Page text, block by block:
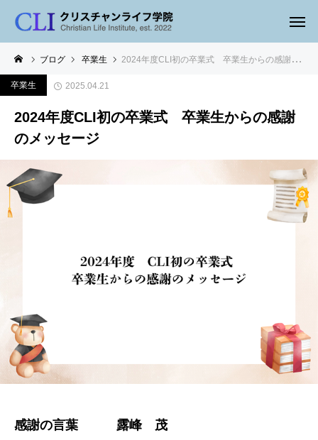
ブログ 卒業生 2024年度CLI初の卒業式 卒業生からの感謝のメッセージ
卒業生 2025.04.21
2024年度CLI初の卒業式 卒業生からの感謝
のメッセージ
感謝の言葉 露峰 茂